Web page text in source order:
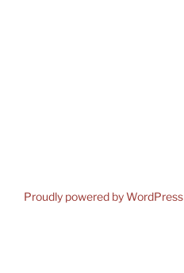
Proudly powered by WordPress